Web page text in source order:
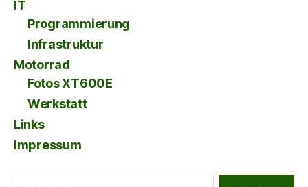
IT
Programmierung
Infrastruktur
Motorrad
Fotos XT600E
Werkstatt
Links
Impressum